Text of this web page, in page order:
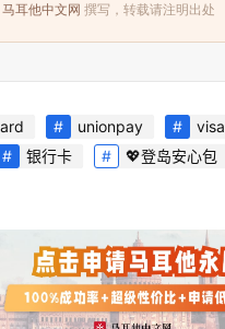
马耳他中文网 撰写，转载请注明出处
unionpay visa
银行卡 💖登岛安心包